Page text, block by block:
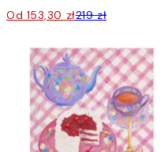
Od 153,30 zł219 zł